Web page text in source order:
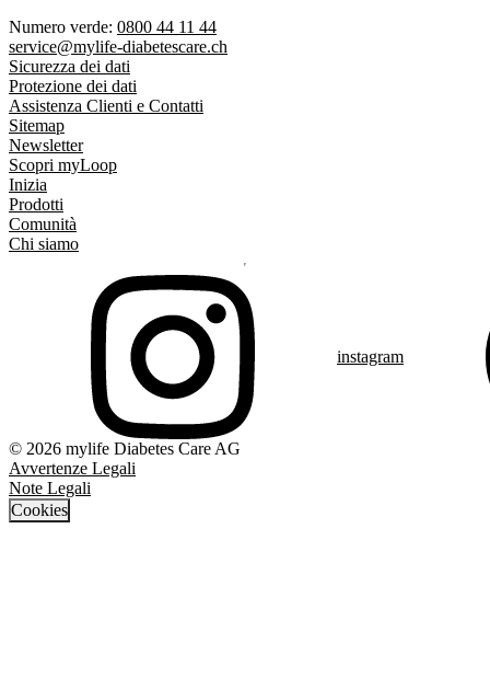
Numero verde: 0800 44 11 44
service@mylife-diabetescare.ch
Sicurezza dei dati
Protezione dei dati
Assistenza Clienti e Contatti
Sitemap
Newsletter
Scopri myLoop
Inizia
Prodotti
Comunità
Chi siamo
instagram
© 2026 mylife Diabetes Care AG
Avvertenze Legali
Note Legali
Cookies